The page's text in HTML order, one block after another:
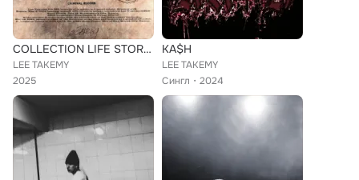
COLLECTION LIFE STORIES
LEE TAKEMY
2025
KA$H
LEE TAKEMY
Сингл
2024